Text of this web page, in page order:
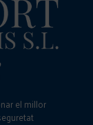
el millor